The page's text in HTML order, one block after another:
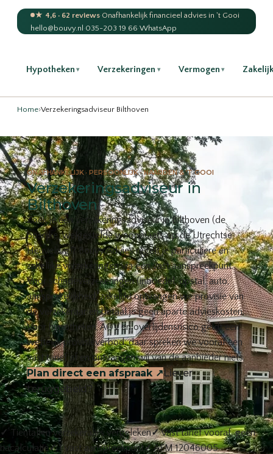
★ 4,6 · 62 reviews·Onafhankelijk financieel advies in 't Gooi
hello@bouvy.nl·035-203 19 66·WhatsApp
Hypotheken ▾ Verzekeringen ▾ Vermogen ▾
Home›Verzekeringsadviseur Bilthoven
ONAFHANKELIJK · PERSOONLIJK · NAARDEN & ’T GOOI
Verzekeringsadviseur in
Bilthoven
Zoek je een verzekeringsadviseur in Bilthoven (de
bosrijke, welgestelde woonplaats op de Utrechtse
Heuvelrug)? Bouvy Advies regelt je particuliere én
zakelijke verzekeringen via één vast aanspreekpunt.
Voor schadeverzekeringen (inboedel, opstal, auto,
aansprakelijkheid, zakelijk) ontvangen we provisie van
de verzekeraar en betaal je geen aparte advieskosten.
Voor hypotheken, AOV en overlijdensrisico geldt een
wettelijk provisieverbod: daar spreken we vooraf een
vast tarief af en ontvangen wij van de aanbieder niets.
Plan direct een afspraak ↗Liever
teruggebeld?
✓ Tientallen verzekeraars vergeleken✓Vast tarief vooraf, geen
nacalculatie✓1 vast aanspreekpunt✓AFM 12046005